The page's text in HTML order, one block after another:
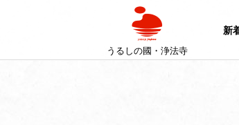
うるしの國・浄法寺
新